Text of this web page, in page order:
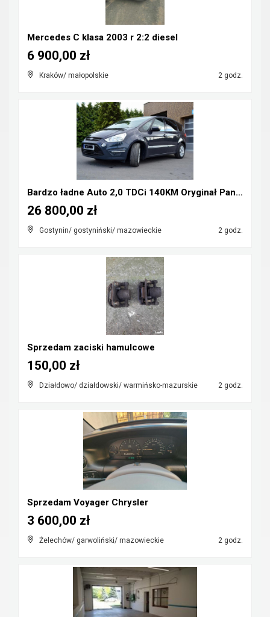
Mercedes C klasa 2003 r 2:2 diesel
Kraków/ małopolskie 2 godz.
6 900,00 zł
Bardzo ładne Auto 2,0 TDCi 140KM Oryginał Panorama...
Gostynin/ gostyniński/ mazowieckie 2 godz.
26 800,00 zł
Sprzedam zaciski hamulcowe
Działdowo/ działdowski/ warmińsko-mazurskie 2 godz.
150,00 zł
Sprzedam Voyager Chrysler
Żelechów/ garwoliński/ mazowieckie 2 godz.
3 600,00 zł